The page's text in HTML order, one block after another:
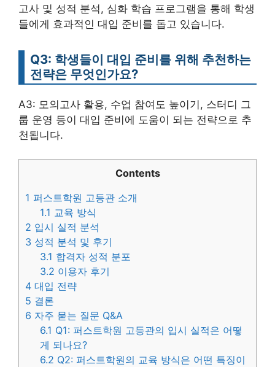
고사 및 성적 분석, 심화 학습 프로그램을 통해 학생
들에게 효과적인 대입 준비를 돕고 있습니다.
Q3: 학생들이 대입 준비를 위해 추천하는
전략은 무엇인가요?
A3: 모의고사 활용, 수업 참여도 높이기, 스터디 그
룹 운영 등이 대입 준비에 도움이 되는 전략으로 추
천됩니다.
Contents
1 퍼스트학원 고등관 소개
1.1 교육 방식
2 입시 실적 분석
3 성적 분석 및 후기
3.1 합격자 성적 분포
3.2 이용자 후기
4 대입 전략
5 결론
6 자주 묻는 질문 Q&A
6.1 Q1: 퍼스트학원 고등관의 입시 실적은 어떻
게 되나요?
6.2 Q2: 퍼스트학원의 교육 방식은 어떤 특징이